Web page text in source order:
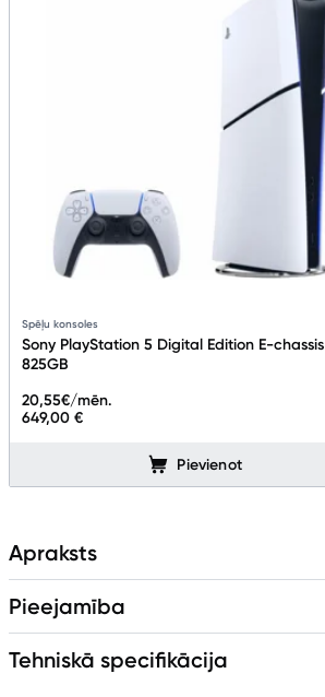
Spēļu konsoles
Sony PlayStation 5 Digital Edition E-chassis
825GB
649,00 €
20,55€/mēn.
Pievienot
Apraksts
Pieejamība
Tehniskā specifikācija